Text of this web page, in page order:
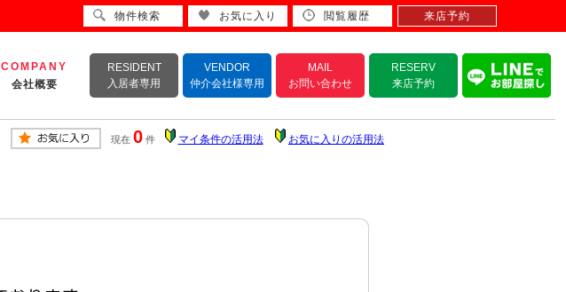
COMPANY
会社概要
RESIDENT
入居者専用
VENDOR
仲介会社様専用
MAIL
お問い合わせ
RESERV
来店予約
現在 0 件 マイ条件の活用法 お気に入りの活用法
物件検索 お気に入り 閲覧履歴 来店予約